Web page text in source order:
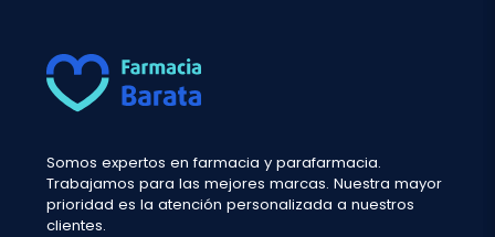
Somos expertos en farmacia y parafarmacia.
Trabajamos para las mejores marcas. Nuestra mayor
prioridad es la atención personalizada a nuestros
clientes.